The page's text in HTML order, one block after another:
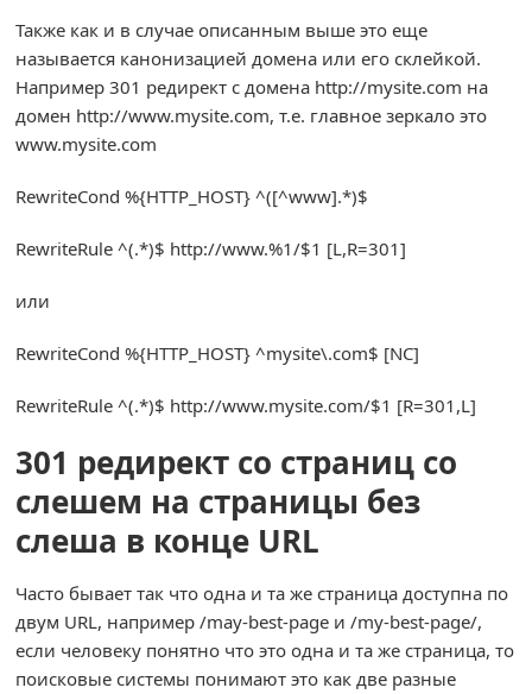
Также как и в случае описанным выше это еще
называется канонизацией домена или его склейкой.
Например 301 редирект с домена http://mysite.com на
домен http://www.mysite.com, т.е. главное зеркало это
www.mysite.com
RewriteCond %{HTTP_HOST} ^([^www].*)$
RewriteRule ^(.*)$ http://www.%1/$1 [L,R=301]
или
RewriteCond %{HTTP_HOST} ^mysite\.com$ [NC]
RewriteRule ^(.*)$ http://www.mysite.com/$1 [R=301,L]
301 редирект со страниц со
слешем на страницы без
слеша в конце URL
Часто бывает так что одна и та же страница доступна по
двум URL, например /may-best-page и /my-best-page/,
если человеку понятно что это одна и та же страница, то
поисковые системы понимают это как две разные